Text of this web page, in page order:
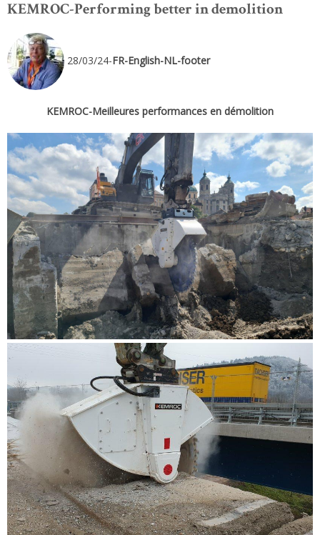
KEMROC-Performing better in demolition
28/03/24-FR-English-NL-footer
KEMROC-Meilleures performances en démolition